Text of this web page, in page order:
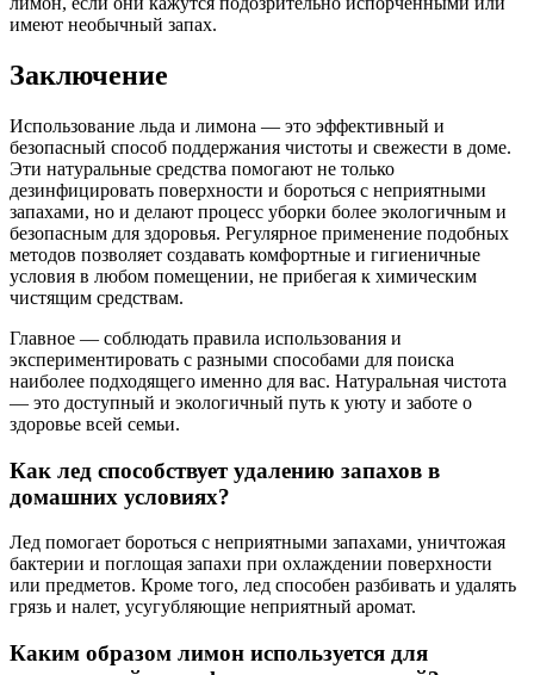
имеют необычный запах.
Заключение
Использование льда и лимона — это эффективный и
безопасный способ поддержания чистоты и свежести в доме.
Эти натуральные средства помогают не только
дезинфицировать поверхности и бороться с неприятными
запахами, но и делают процесс уборки более экологичным и
безопасным для здоровья. Регулярное применение подобных
методов позволяет создавать комфортные и гигиеничные
условия в любом помещении, не прибегая к химическим
чистящим средствам.
Главное — соблюдать правила использования и
экспериментировать с разными способами для поиска
наиболее подходящего именно для вас. Натуральная чистота
— это доступный и экологичный путь к уюту и заботе о
здоровье всей семьи.
Как лед способствует удалению запахов в
домашних условиях?
Лед помогает бороться с неприятными запахами, уничтожая
бактерии и поглощая запахи при охлаждении поверхности
или предметов. Кроме того, лед способен разбивать и удалять
грязь и налет, усугубляющие неприятный аромат.
Каким образом лимон используется для